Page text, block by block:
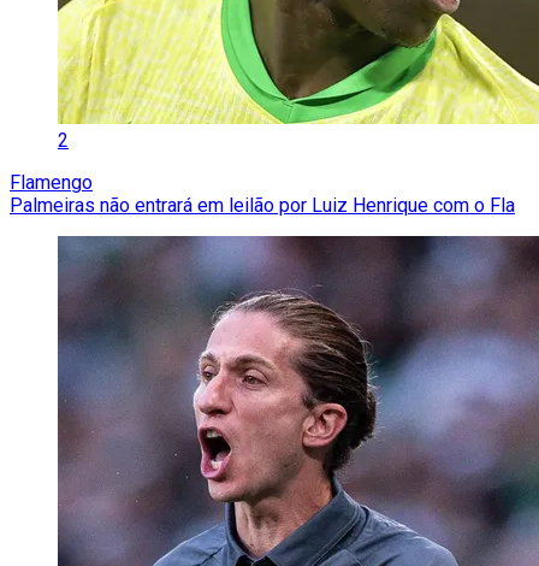
2
Flamengo
Palmeiras não entrará em leilão por Luiz Henrique com o Fla